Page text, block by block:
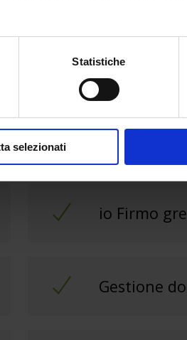
Statistiche
selezionati
io Firmo
Gestione